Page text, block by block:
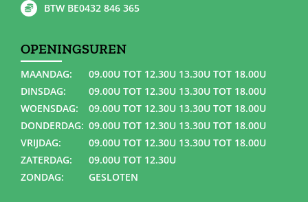
BTW BE0432 846 365
OPENINGSUREN
MAANDAG:
09.00U TOT 12.30U 13.30U TOT 18.00U
DINSDAG:
09.00U TOT 12.30U 13.30U TOT 18.00U
WOENSDAG:
09.00U TOT 12.30U 13.30U TOT 18.00U
DONDERDAG: 09.00U TOT 12.30U 13.30U TOT 18.00U
VRIJDAG:
09.00U TOT 12.30U 13.30U TOT 18.00U
ZATERDAG:
09.00U TOT 12.30U
ZONDAG:
GESLOTEN